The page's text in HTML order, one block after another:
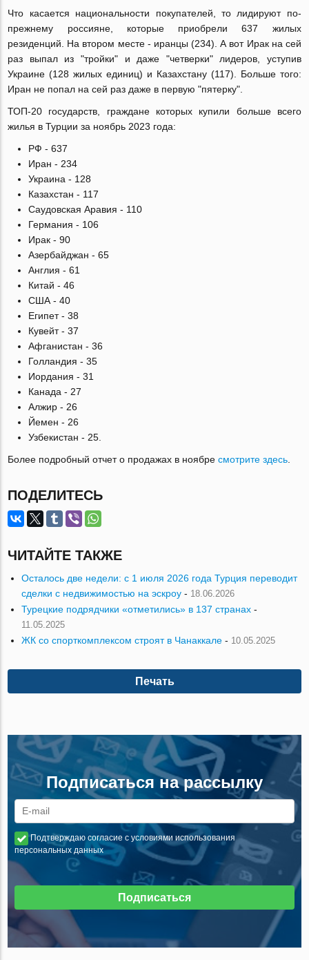
Что касается национальности покупателей, то лидируют по-
прежнему россияне, которые приобрели 637 жилых
резиденций. На втором месте - иранцы (234). А вот Ирак на сей
раз выпал из "тройки" и даже "четверки" лидеров, уступив
Украине (128 жилых единиц) и Казахстану (117). Больше того:
Иран не попал на сей раз даже в первую "пятерку".
ТОП-20 государств, граждане которых купили больше всего
жилья в Турции за ноябрь 2023 года:
РФ - 637
Иран - 234
Украина - 128
Казахстан - 117
Саудовская Аравия - 110
Германия - 106
Ирак - 90
Азербайджан - 65
Англия - 61
Китай - 46
США - 40
Египет - 38
Кувейт - 37
Афганистан - 36
Голландия - 35
Иордания - 31
Канада - 27
Алжир - 26
Йемен - 26
Узбекистан - 25.
Более подробный отчет о продажах в ноябреcмотрите здесь
ПОДЕЛИТЕСЬ
ЧИТАЙТЕ ТАКЖЕ
Осталось две недели: с 1 июля 2026 года Турция переводит
сделки с недвижимостью на эскроу - 18.06.2026
Турецкие подрядчики «отметились» в 137 странах -
11.05.2025
ЖК со спорткомплексом строят в Чанаккале - 10.05.2025
Печать
Подписаться на рассылку
Подтверждаю согласие с условиями использования
персональных данных
Подписаться